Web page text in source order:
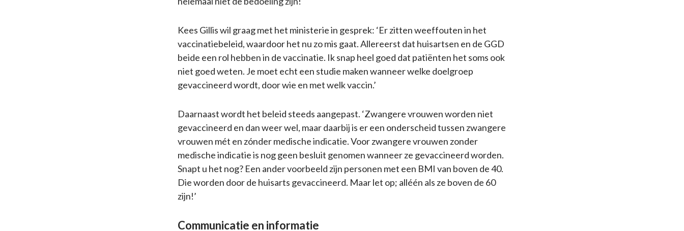
Kees Gillis wil graag met het ministerie in gesprek: ‘Er zitten weeffouten in het
vaccinatiebeleid, waardoor het nu zo mis gaat. Allereerst dat huisartsen en de GGD
beide een rol hebben in de vaccinatie. Ik snap heel goed dat patiënten het soms ook
niet goed weten. Je moet echt een studie maken wanneer welke doelgroep
gevaccineerd wordt, door wie en met welk vaccin.’
Daarnaast wordt het beleid steeds aangepast. ‘Zwangere vrouwen worden niet
gevaccineerd en dan weer wel, maar daarbij is er een onderscheid tussen zwangere
vrouwen mét en zónder medische indicatie. Voor zwangere vrouwen zonder
medische indicatie is nog geen besluit genomen wanneer ze gevaccineerd worden.
Snapt u het nog? Een ander voorbeeld zijn personen met een BMI van boven de 40.
Die worden door de huisarts gevaccineerd. Maar let op; alléén als ze boven de 60
zijn!’
Communicatie en informatie